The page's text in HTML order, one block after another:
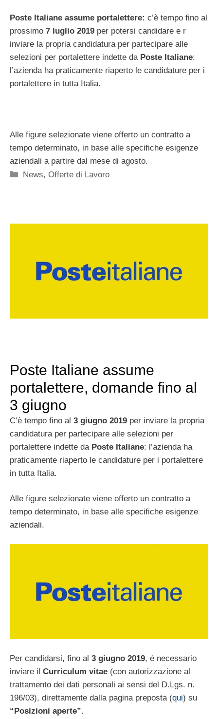
Poste Italiane assume portalettere: c’è tempo fino al
prossimo 7 luglio 2019 per potersi candidare e r
inviare la propria candidatura per partecipare alle
selezioni per portalettere indette da Poste Italiane:
l’azienda ha praticamente riaperto le candidature per i
portalettere in tutta Italia.
Alle figure selezionate viene offerto un contratto a
tempo determinato, in base alle specifiche esigenze
aziendali a partire dal mese di agosto.
Categorie
News,Offerte di Lavoro
Poste Italiane assume
portalettere, domande fino al
3 giugno
C’è tempo fino al 3 giugno 2019 per inviare la propria
candidatura per partecipare alle selezioni per
portalettere indette da Poste Italiane: l’azienda ha
praticamente riaperto le candidature per i portalettere
in tutta Italia.
Alle figure selezionate viene offerto un contratto a
tempo determinato, in base alle specifiche esigenze
aziendali.
Per candidarsi, fino al 3 giugno 2019, è necessario
inviare il Curriculum vitae (con autorizzazione al
trattamento dei dati personali ai sensi del D.Lgs. n.
196/03), direttamente dalla pagina preposta (qui) su
“Posizioni aperte”.